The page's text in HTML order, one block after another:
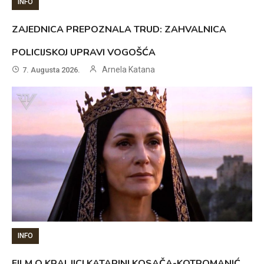
INFO
ZAJEDNICA PREPOZNALA TRUD: ZAHVALNICA
POLICIJSKOJ UPRAVI VOGOŠĆA
7. Augusta 2026. Arnela Katana
INFO